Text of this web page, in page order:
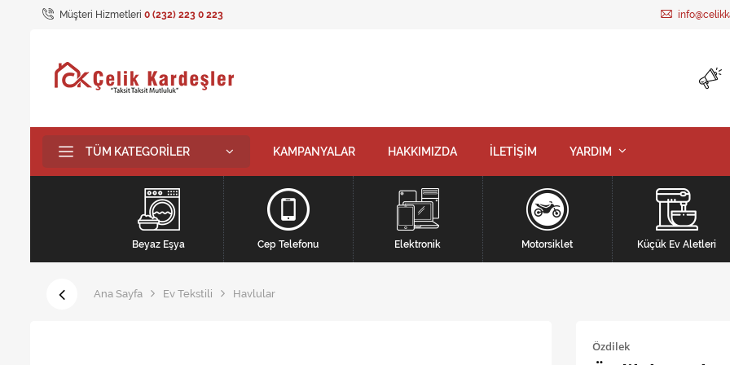
Müşteri Hizmetleri 0 (232) 223 0 223
TÜM KATEGORILER KAMPANYALAR HAKKIMIZDA İLETİŞİM YARDIM
Beyaz Eşya Cep Telefonu Elektronik Motorsiklet Küçük Ev Aletleri
Ana Sayfa Ev Tekstili Havlular
Özdilek